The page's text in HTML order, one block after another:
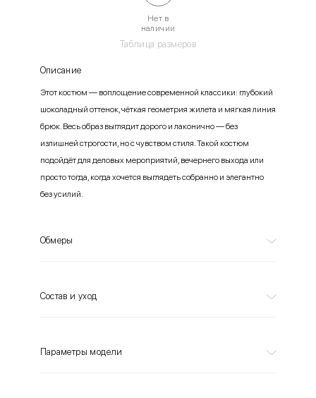
Таблица размеров
Нет в
наличии
Описание
Этот костюм — воплощение современной классики: глубокий
шоколадный оттенок, чёткая геометрия жилета и мягкая линия
брюк. Весь образ выглядит дорого и лаконично — без
излишней строгости, но с чувством стиля. Такой костюм
подойдёт для деловых мероприятий, вечернего выхода или
просто тогда, когда хочется выглядеть собранно и элегантно
без усилий.
Обмеры
Состав и уход
Параметры модели